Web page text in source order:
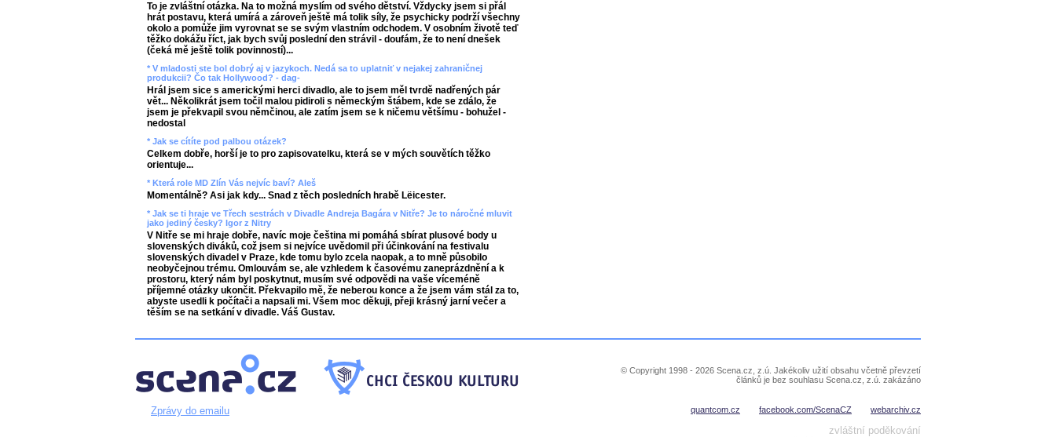
To je zvláštní otázka. Na to možná myslím od svého dětství. Vždycky jsem si přál
hrát postavu, která umírá a zároveň ještě má tolik síly, že psychicky podrží všechny
okolo a pomůže jim vyrovnat se se svým vlastním odchodem. V osobním životě teď
těžko dokážu říct, jak bych svůj poslední den strávil - doufám, že to není dnešek
(čeká mě ještě tolik povinností)...
* V mladosti ste bol dobrý aj v jazykoch. Nedá sa to uplatniť v nejakej zahraničnej
produkcii? Čo tak Hollywood? - dag-
Hrál jsem sice s americkými herci divadlo, ale to jsem měl tvrdě nadřených pár
vět... Několikrát jsem točil malou pidiroli s německým štábem, kde se zdálo, že
jsem je překvapil svou němčinou, ale zatím jsem se k ničemu většímu - bohužel -
nedostal
* Jak se cítíte pod palbou otázek?
Celkem dobře, horší je to pro zapisovatelku, která se v mých souvětích těžko
orientuje...
* Která role MD Zlín Vás nejvíc baví? Aleš
Momentálně? Asi jak kdy... Snad z těch posledních hrabě Lëicester.
* Jak se ti hraje ve Třech sestrách v Divadle Andreja Bagára v Nitře? Je to náročné mluvit
jako jediný česky? Igor z Nitry
V Nitře se mi hraje dobře, navíc moje čeština mi pomáhá sbírat plusové body u
slovenských diváků, což jsem si nejvíce uvědomil při účinkování na festivalu
slovenských divadel v Praze, kde tomu bylo zcela naopak, a to mně působilo
neobyčejnou trému. Omlouvám se, ale vzhledem k časovému zaneprázdnění a k
prostoru, který nám byl poskytnut, musím své odpovědi na vaše víceméně
příjemné otázky ukončit. Překvapilo mě, že neberou konce a že jsem vám stál za to,
abyste usedli k počítači a napsali mi. Všem moc děkuji, přeji krásný jarní večer a
těším se na setkání v divadle. Váš Gustav.
© Copyright 1998 - 2026 Scena.cz, z.ú. Jakékoliv užití obsahu včetně převzetí
článků je bez souhlasu Scena.cz, z.ú. zakázáno
Zprávy do emailu quantcom.cz facebook.com/ScenaCZ webarchiv.cz
zvláštní poděkování